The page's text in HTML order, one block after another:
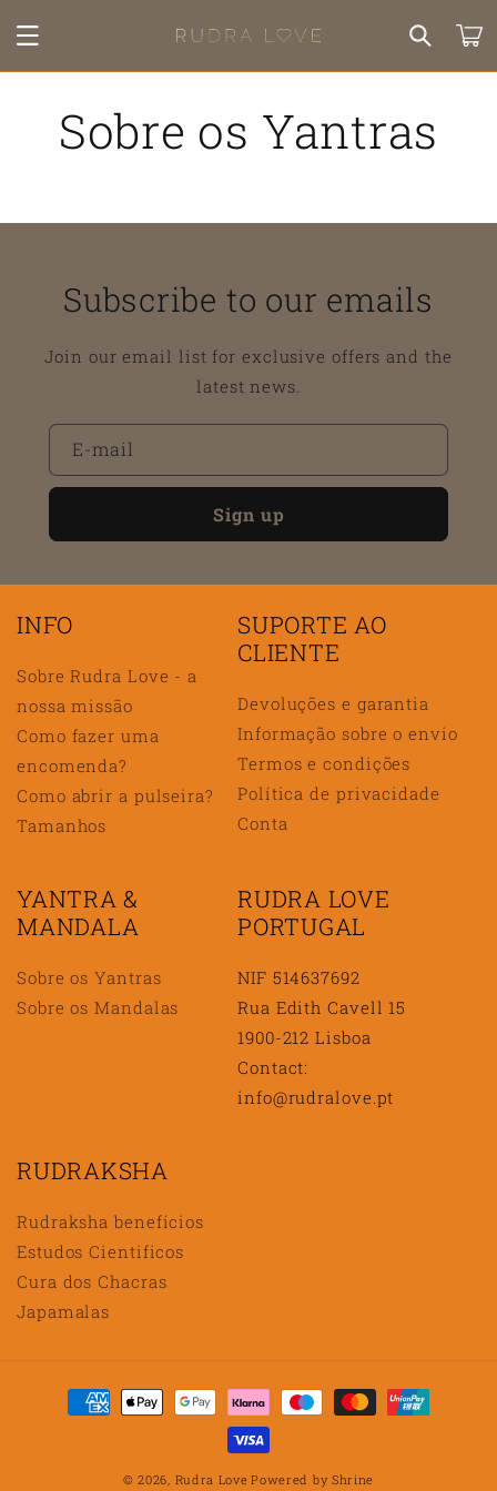
para o
conteúdo
Sobre os Yantras
Subscribe to our emails
Join our email list for exclusive offers and the
latest news.
E-mail
Sign up
INFO
Sobre Rudra Love - a
nossa missão
Como fazer uma
encomenda?
Como abrir a pulseira?
Tamanhos
SUPORTE AO
CLIENTE
Devoluções e garantia
Informação sobre o envio
Termos e condições
Política de privacidade
Conta
YANTRA &
MANDALA
Sobre os Yantras
Sobre os Mandalas
RUDRA LOVE
PORTUGAL
NIF 514637692
Rua Edith Cavell 15
1900-212 Lisboa
Contact:
info@rudralove.pt
RUDRAKSHA
Rudraksha benefícios
Estudos Cientificos
Cura dos Chacras
Japamalas
Métodos
© 2026, Rudra Love Powered by Shrine